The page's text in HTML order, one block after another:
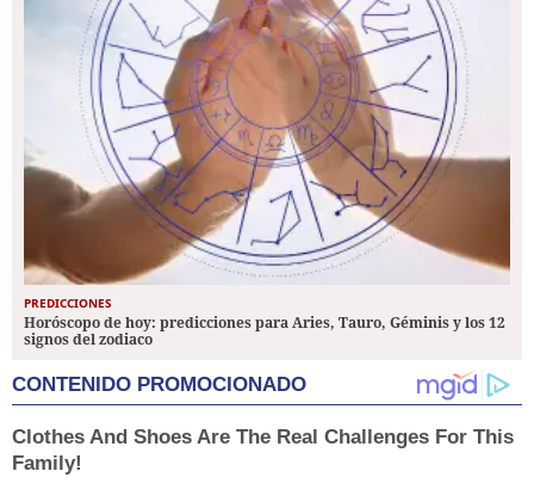
PREDICCIONES
Horóscopo de hoy: predicciones para Aries, Tauro, Géminis y los 12
signos del zodiaco
CONTENIDO PROMOCIONADO
Clothes And Shoes Are The Real Challenges For This
Family!